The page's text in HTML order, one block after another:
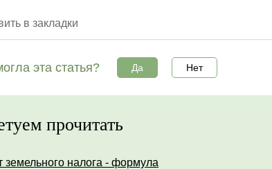
в закладки
эта статья? Да Нет
прочитать
земельного налога - формула